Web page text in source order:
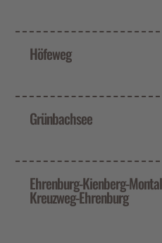
Höfeweg
Grünbachsee
Ehrenburg-Kienberg-
Kreuzweg-Ehrenburg